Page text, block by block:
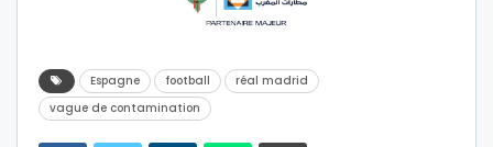
Espagne football
réal madrid
vague de contamination